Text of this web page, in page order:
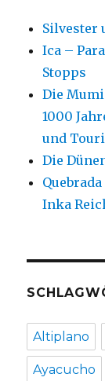
Silvester
Ica –
Stopps
Die
1000
und
Die
Inka
Altiplano
Ayacucho